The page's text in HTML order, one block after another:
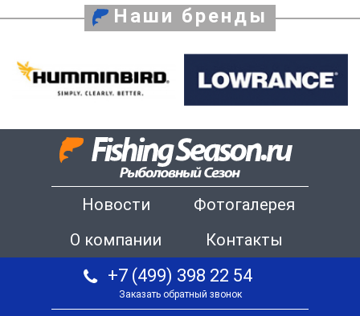
Наши бренды
Новости
Фотогалерея
О компании
Контакты
+7 (499) 398 22 54
Заказать обратный звонок